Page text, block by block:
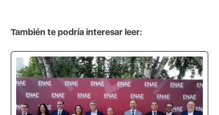
También te podría interesar leer: